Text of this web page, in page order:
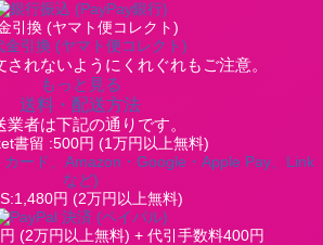
引換 (ヤマト便コレクト)
れないようにくれぐれもご注意。
もっと見る
送料・配送方法
業者は下記の通りです。
書留 :500円 (1万円以上無料)
円 (2万円以上無料)
(2万円以上無料) + 代引手数料400円